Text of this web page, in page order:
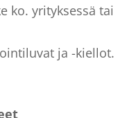
ko. yrityksessä tai
ja -kiellot.